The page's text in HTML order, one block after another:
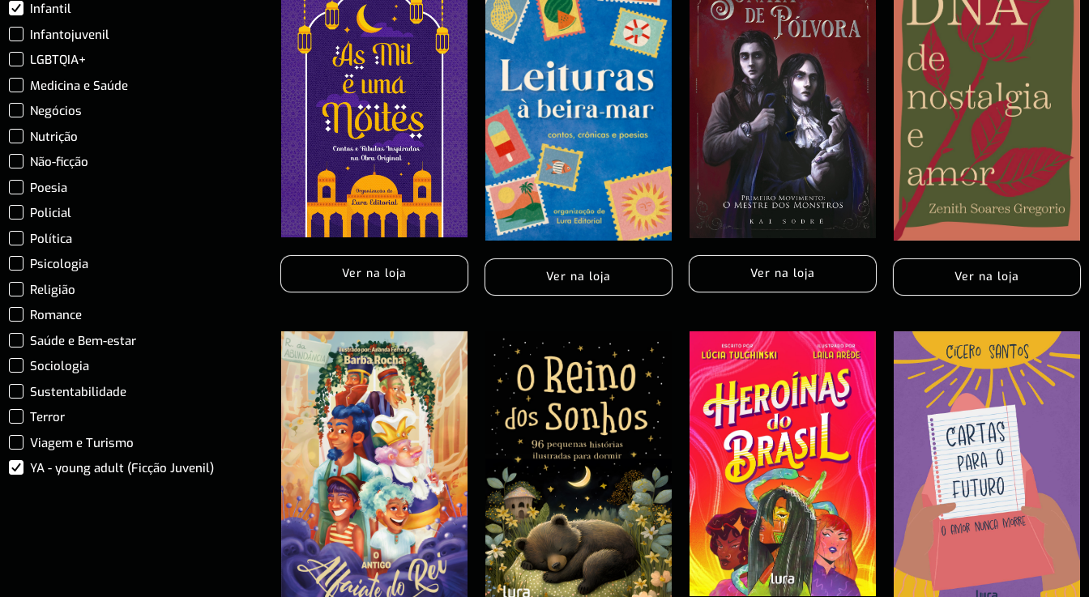
Infantil
Infantojuvenil
LGBTQIA+
Medicina e Saúde
Negócios
Nutrição
Não-ficção
Poesia
Policial
Política
Psicologia
Religião
Romance
Saúde e Bem-estar
Sociologia
Sustentabilidade
Terror
Viagem e Turismo
YA - young adult (Ficção Juvenil)
Ver na loja Ver na loja Ver na loja Ver na loja